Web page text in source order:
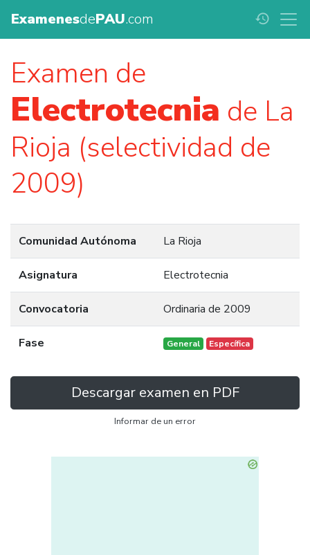
ExamenesdePAU.com history
Examen de
Electrotecnia de La
Rioja (selectividad de
2009)
Comunidad Autónoma La Rioja
Asignatura Electrotecnia
Convocatoria Ordinaria de 2009
Fase General Específica
Descargar examen en PDF
Informar de un error